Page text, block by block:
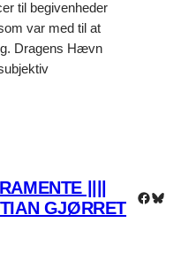
til begivenheder
var med til at
Dragens Hævn
||||
GJØRRET